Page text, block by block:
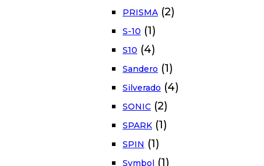
PRISMA (2)
S-10 (1)
S10 (4)
Sandero (1)
Silverado (4)
SONIC (2)
SPARK (1)
SPIN (1)
Symbol (1)